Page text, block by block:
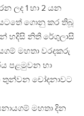
ලද 1 හා 2 යන
යටතේ ගොනු කර තිබූ
හදිසි නිති රේගුලාසි
මහතා වරදකරු
පළමුවන හා
තුන්වන චෝදනාවට
මහතා දින